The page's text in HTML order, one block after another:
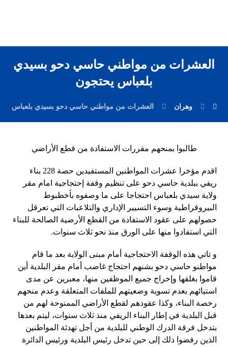
العشرات من مواطني حاسي دحو بسيدي
بلعباس يحتجون
وهران العشرات من مواطني حاسي دحو بسيدي بلعباس
طالبوا بمنحهم مقررات الاستفادة من قطع الأراضي
اقدم مؤخرا عشرات المواطنين المستفيدين حصة 228 بناء
ريفي ببلدية حاسي دحو على تنظيم وقفة إحتجاجية امام مقر
ولاية سيدي بلعباس احتجاجا على ما وصفوه بأخطبوط
البيروقراطية وسوء التسيير الإداري والتلاعبات التي تعرقل
حصولهم على عقود الاستفادة من القطع الأرضية الصالحة للبناء
التي استفادوا منها على الورق منذ نحو ثلاث سنوات.
و تاتي هذه الوقفة الاحتجاجية أمام مبنى الولاية بعد ما قام
مواطنو حاسي دحو بشنهم احتجاج غاضب أمام مقر البلدية أين
قاموا بغلقها وإخراج جميع الموظفين منها، معبرين عن مدى
استيائهم بعدم تسوية وضعيتهم للملفات المتعلقة وعدم منحهم
رخصة البناء، وكذا عقودهم لقطع الأراضي الممنوحة لهم من
قبل البلدية في إطار البناء الريفي منذ ثلاث سنوات، ليتم بعدها
بتدخل فرقة الدرك الوطني للبلدية من أجل تهدئة المواطنين
الذين رفضوا ذلك إلى حين تدخل رئيس البلدية ورئيس الدائرة